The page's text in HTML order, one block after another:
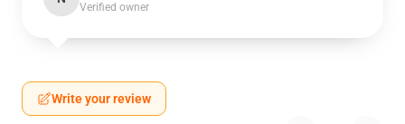
Verified owner
Write your review